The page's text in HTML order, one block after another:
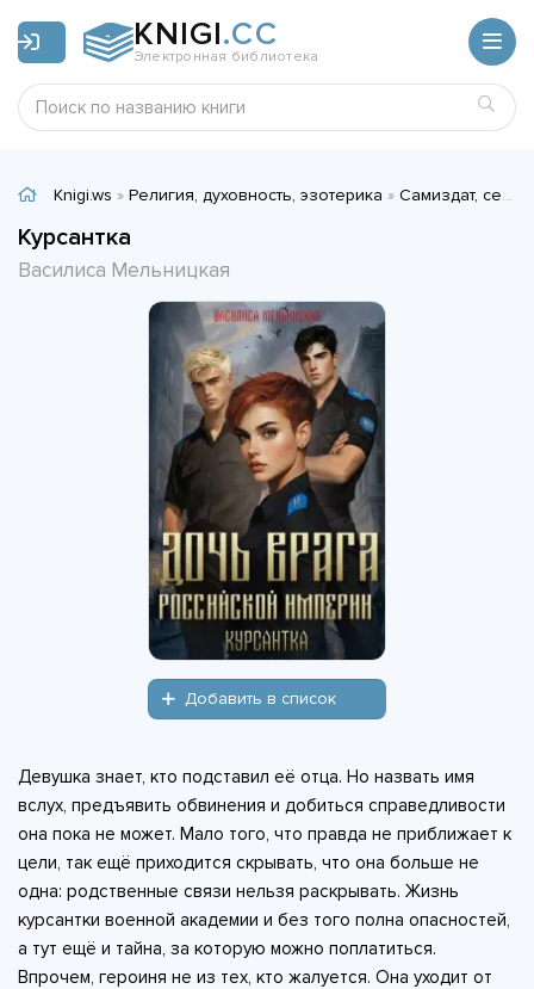
KNIGI.CC
Электронная библиотека
Knigi.ws » Религия, духовность, эзотерика » Самиздат, сетевая литература
Курсантка
Василиса Мельницкая
Добавить в список
Девушка знает, кто подставил её отца. Но назвать имя
вслух, предъявить обвинения и добиться справедливости
она пока не может. Мало того, что правда не приближает к
цели, так ещё приходится скрывать, что она больше не
одна: родственные связи нельзя раскрывать. Жизнь
курсантки военной академии и без того полна опасностей,
а тут ещё и тайна, за которую можно поплатиться.
Впрочем, героиня не из тех, кто жалуется. Она уходит от